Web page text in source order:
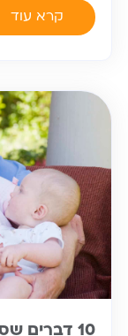
קרא עוד
10 דברים